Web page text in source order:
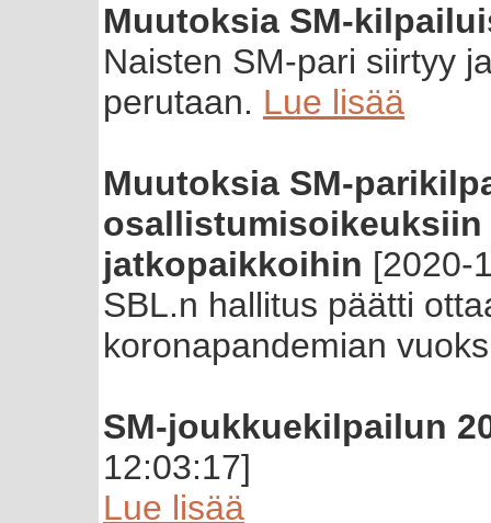
Muutoksia SM-
Naisten SM-pari siirtyy
perutaan. Lue lisää
Muutoksia SM-
jatkopaikkoihin [2020-
SBL.n hallitus päätti
koronapandemian
SM-joukkuekilpailun
12:03:17]
Lue lisää